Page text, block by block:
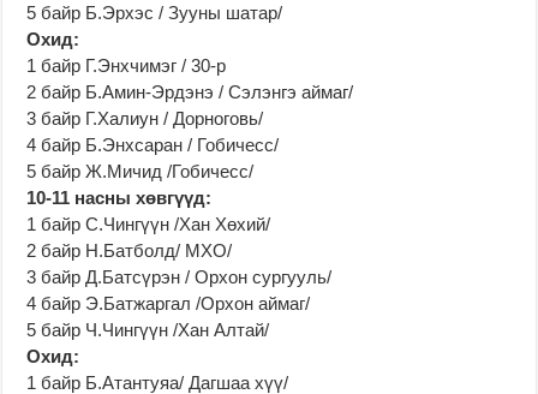
5 байр Б.Эрхэс / Зууны шатар/
Охид:
1 байр Г.Энхчимэг / 30-р
2 байр Б.Амин-Эрдэнэ / Сэлэнгэ аймаг/
3 байр Г.Халиун / Дорноговь/
4 байр Б.Энхсаран / Гобичесс/
5 байр Ж.Мичид /Гобичесс/
10-11 насны хөвгүүд:
1 байр С.Чингүүн /Хан Хөхий/
2 байр Н.Батболд/ МХО/
3 байр Д.Батсүрэн / Орхон сургууль/
4 байр Э.Батжаргал /Орхон аймаг/
5 байр Ч.Чингүүн /Хан Алтай/
Охид:
1 байр Б.Атантуяа/ Дагшаа хүү/